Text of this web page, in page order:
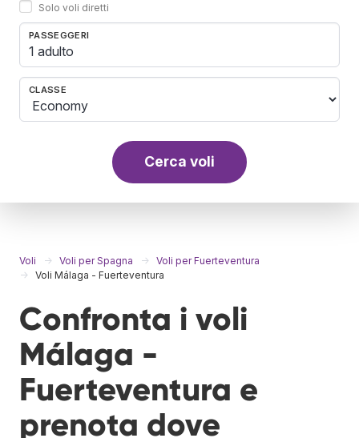
Solo voli diretti
PASSEGGERI
1 adulto
CLASSE
Cerca voli
Voli Voli per Spagna
Voli per Fuerteventura
Voli Málaga - Fuerteventura
Confronta i voli
Málaga -
Fuerteventura e
prenota dove